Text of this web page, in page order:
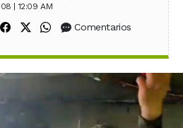
| 12:09 AM
Compartir en Facebook
Compartir en X (Twitter)
Compartir en WhatsApp
Comentarios